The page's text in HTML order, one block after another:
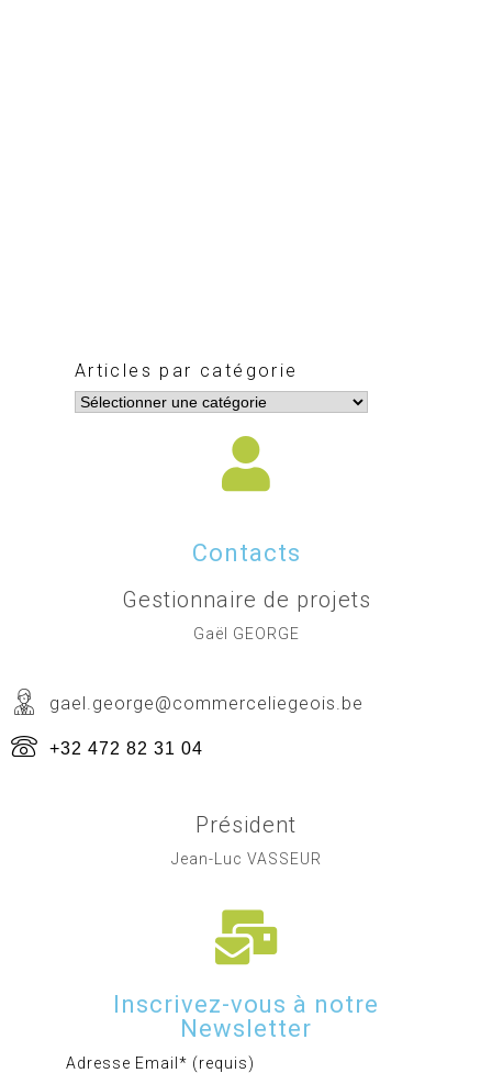
Articles par catégorie
Contacts
Gestionnaire de projets
Gaël GEORGE
gael.george@commerceliegeois.be
+32 472 82 31 04
Président
Jean-Luc VASSEUR
Inscrivez-vous à notre
Newsletter
Adresse Email* (requis)